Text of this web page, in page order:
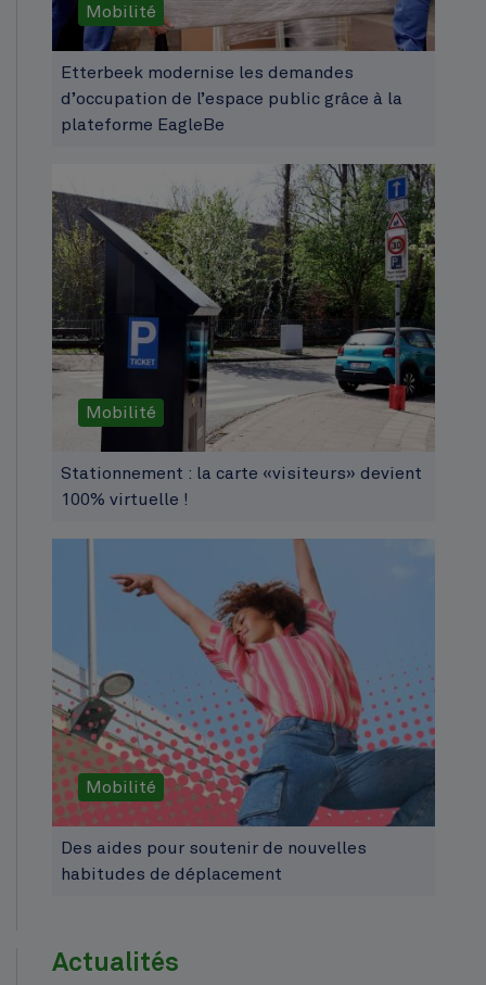
Mobilité
Etterbeek modernise les demandes
d’occupation de l’espace public grâce à la
plateforme EagleBe
Mobilité
Stationnement : la carte «visiteurs» devient
100% virtuelle !
Mobilité
Des aides pour soutenir de nouvelles
habitudes de déplacement
Actualités